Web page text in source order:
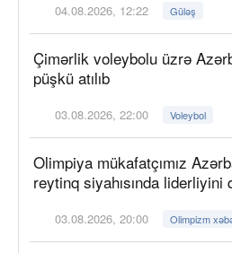
04.08.2026, 12:22 Güləş
Çimərlik voleybolu üzrə
püşkü atılıb
03.08.2026, 22:00 Voleybol
Olimpiya mükafatçımız
reytinq siyahısında liderliyini
03.08.2026, 20:00 Olimpizm